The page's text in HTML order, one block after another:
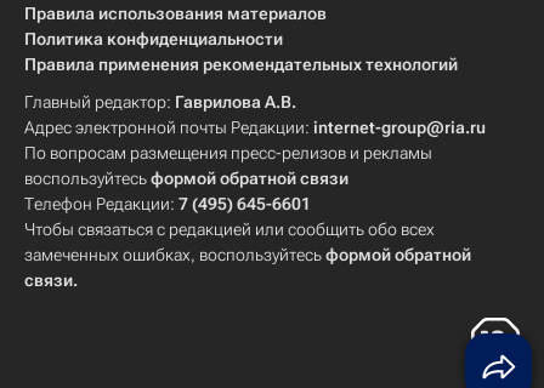
Правила использования материалов
Политика конфиденциальности
Правила применения рекомендательных технологий
Главный редактор: Гаврилова А.В.
Адрес электронной почты Редакции: internet-group@ria.ru
По вопросам размещения пресс-релизов и рекламы
воспользуйтесьформой обратной связи
Телефон Редакции: 7 (495) 645-6601
Чтобы связаться с редакцией или сообщить обо всех
замеченных ошибках, воспользуйтесьформой обратной
связи.